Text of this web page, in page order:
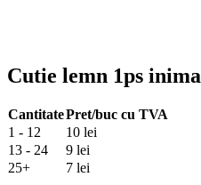
Cutie lemn 1ps inima
CantitatePret/buc cu TVA
1 - 12
10 lei
13 - 24
9 lei
25+
7 lei